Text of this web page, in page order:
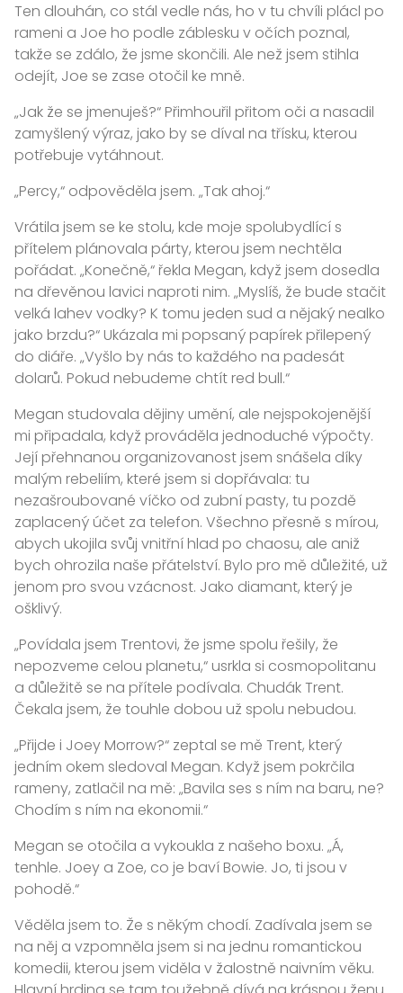
Ten dlouhán, co stál vedle nás, ho v tu chvíli plácl po
rameni a Joe ho podle záblesku v očích poznal,
takže se zdálo, že jsme skončili. Ale než jsem stihla
odejít, Joe se zase otočil ke mně.
„Jak že se jmenuješ?“ Přimhouřil přitom oči a nasadil
zamyšlený výraz, jako by se díval na třísku, kterou
potřebuje vytáhnout.
„Percy,“ odpověděla jsem. „Tak ahoj.“
Vrátila jsem se ke stolu, kde moje spolubydlící s
přítelem plánovala párty, kterou jsem nechtěla
pořádat. „Konečně,“ řekla Megan, když jsem dosedla
na dřevěnou lavici naproti nim. „Myslíš, že bude stačit
velká lahev vodky? K tomu jeden sud a nějaký nealko
jako brzdu?“ Ukázala mi popsaný papírek přilepený
do diáře. „Vyšlo by nás to každého na padesát
dolarů. Pokud nebudeme chtít red bull.“
Megan studovala dějiny umění, ale nejspokojenější
mi připadala, když prováděla jednoduché výpočty.
Její přehnanou organizovanost jsem snášela díky
malým rebeliím, které jsem si dopřávala: tu
nezašroubované víčko od zubní pasty, tu pozdě
zaplacený účet za telefon. Všechno přesně s mírou,
abych ukojila svůj vnitřní hlad po chaosu, ale aniž
bych ohrozila naše přátelství. Bylo pro mě důležité, už
jenom pro svou vzácnost. Jako diamant, který je
ošklivý.
„Povídala jsem Trentovi, že jsme spolu řešily, že
nepozveme celou planetu,“ usrkla si cosmopolitanu
a důležitě se na přítele podívala. Chudák Trent.
Čekala jsem, že touhle dobou už spolu nebudou.
„Přijde i Joey Morrow?“ zeptal se mě Trent, který
jedním okem sledoval Megan. Když jsem pokrčila
rameny, zatlačil na mě: „Bavila ses s ním na baru, ne?
Chodím s ním na ekonomii.“
Megan se otočila a vykoukla z našeho boxu. „Á,
tenhle. Joey a Zoe, co je baví Bowie. Jo, ti jsou v
pohodě.“
Věděla jsem to. Že s někým chodí. Zadívala jsem se
na něj a vzpomněla jsem si na jednu romantickou
komedii, kterou jsem viděla v žalostně naivním věku.